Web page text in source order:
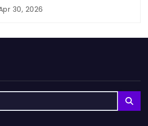
30, 2026